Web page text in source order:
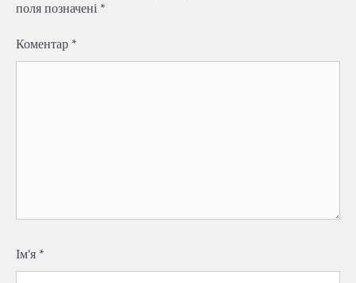
поля позначені *
Коментар *
Ім'я *